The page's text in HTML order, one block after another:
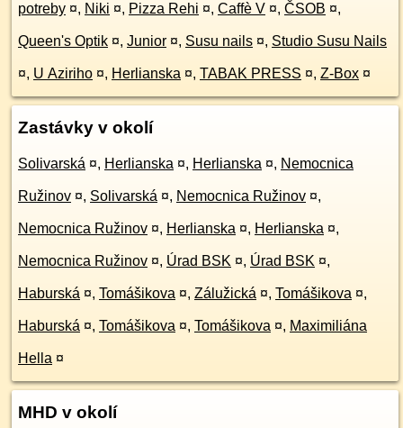
potreby ¤, Niki ¤, Pizza Rehi ¤, Caffè V ¤, ČSOB ¤,
Queen's Optik ¤, Junior ¤, Susu nails ¤, Studio Susu Nails
¤, U Aziriho ¤, Herlianska ¤, TABAK PRESS ¤, Z-Box ¤
Zastávky v okolí
Solivarská ¤, Herlianska ¤, Herlianska ¤, Nemocnica
Ružinov ¤, Solivarská ¤, Nemocnica Ružinov ¤,
Nemocnica Ružinov ¤, Herlianska ¤, Herlianska ¤,
Nemocnica Ružinov ¤, Úrad BSK ¤, Úrad BSK ¤,
Haburská ¤, Tomášikova ¤, Zálužická ¤, Tomášikova ¤,
Haburská ¤, Tomášikova ¤, Tomášikova ¤, Maximiliána
Hella ¤
MHD v okolí